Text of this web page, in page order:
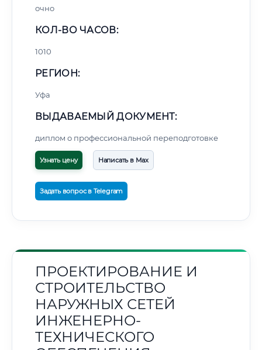
очно
КОЛ-ВО ЧАСОВ:
1010
РЕГИОН:
Уфа
ВЫДАВАЕМЫЙ ДОКУМЕНТ:
диплом о профессиональной переподготовке
Узнать цену Написать в Max
Задать вопрос в Telegram
ПРОЕКТИРОВАНИЕ И
СТРОИТЕЛЬСТВО
НАРУЖНЫХ СЕТЕЙ
ИНЖЕНЕРНО-
ТЕХНИЧЕСКОГО